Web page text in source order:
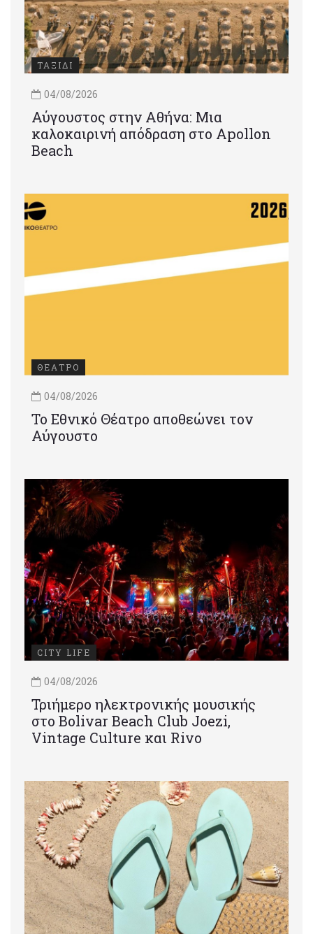
ΤΑΞΙΔΙ
04/08/2026
Αύγουστος στην Αθήνα: Μια
καλοκαιρινή απόδραση στο Apollon
Beach
ΘΕΑΤΡΟ
04/08/2026
Το Εθνικό Θέατρο αποθεώνει τον
Αύγουστο
CITY LIFE
04/08/2026
Τριήμερο ηλεκτρονικής μουσικής
στο Bolivar Beach Club Joezi,
Vintage Culture και Rivo